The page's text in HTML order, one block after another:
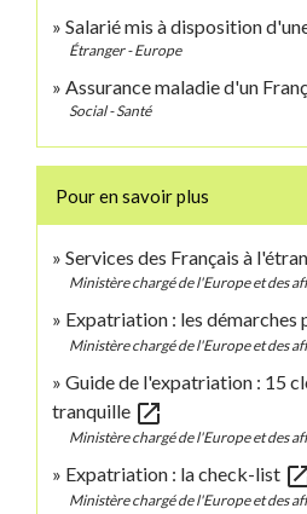
Salarié mis à disposition
Étranger - Europe
Assurance maladie d'un
Social - Santé
Pour en savoir plus
Services des Français à
Ministère chargé de l'Europe et des
Expatriation : les démarches
Ministère chargé de l'Europe et des
Guide de l'expatriation : 15
tranquille open_in_new
Ministère chargé de l'Europe et des
Expatriation : la check-list
Ministère chargé de l'Europe et des